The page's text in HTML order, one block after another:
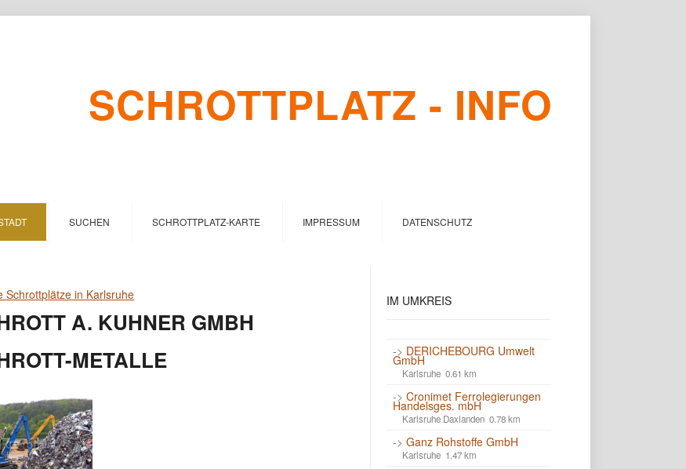
SCHROTTPLATZ - INFO
SUCHEN SCHROTTPLATZ-KARTE IMPRESSUM DATENSCHUTZ
Schrottplätze in Karlsruhe
A. KUHNER GMBH
METALLE
IM UMKREIS
-> DERICHEBOURG Umwelt
GmbH
Karlsruhe 0.61 km
->Cronimet Ferrolegierungen
Handelsges. mbH
Karlsruhe Daxlanden 0.78 km
->Ganz Rohstoffe GmbH
Karlsruhe 1.47 km